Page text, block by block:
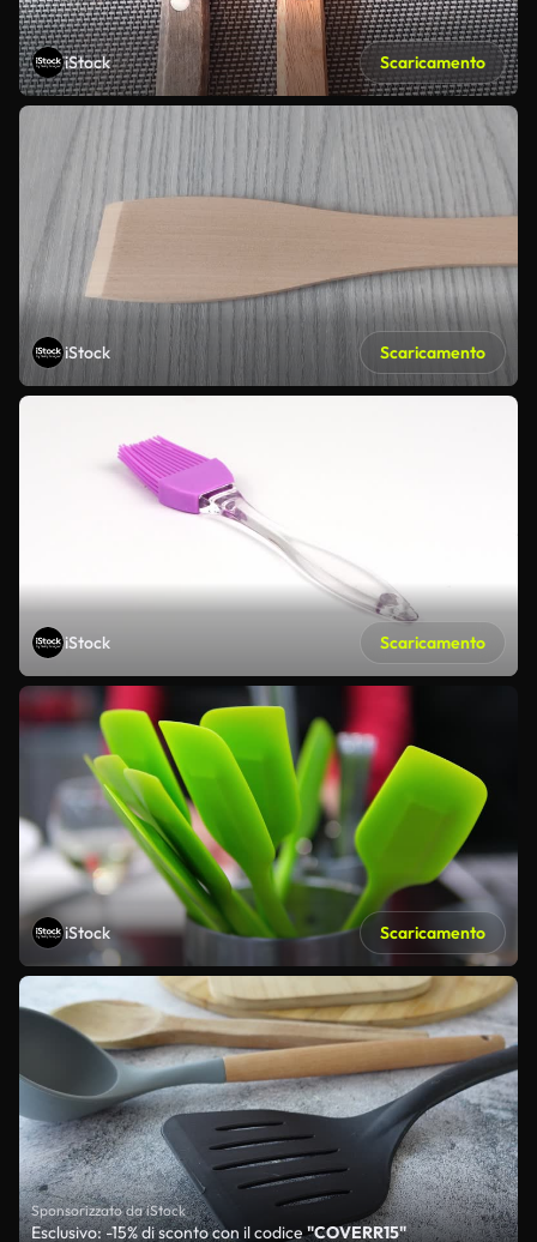
iStock Scaricamento
iStock Scaricamento
iStock Scaricamento
iStock Scaricamento
Sponsorizzato da iStock
Esclusivo: -15% di sconto con il codice"COVERR15"